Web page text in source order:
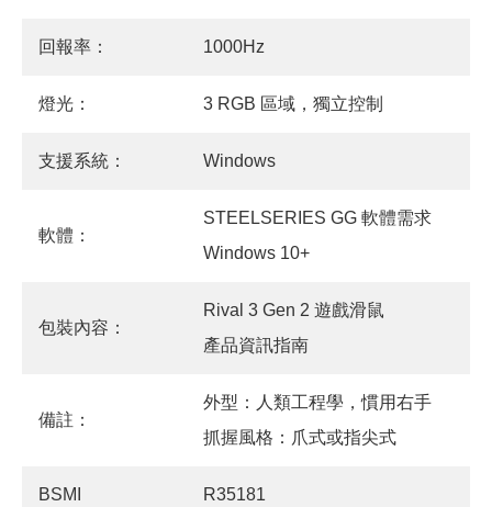
回報率： 1000Hz
燈光： 3 RGB 區域，獨立控制
支援系統： Windows
軟體：
STEELSERIES GG 軟體需求
Windows 10+
包裝內容：
Rival 3 Gen 2 遊戲滑鼠
產品資訊指南
備註：
外型：人類工程學，慣用右手
抓握風格：爪式或指尖式
BSMI R35181